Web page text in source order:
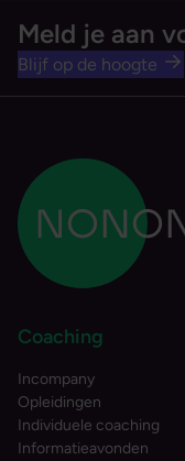
Meld je aan
Blijf op de hoogte
Coaching
Incompany
Opleidingen
Individuele coaching
Informatieavonden